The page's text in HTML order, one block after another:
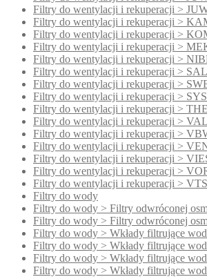
Filtry do wentylacji i rekuperacji >
Filtry do wentylacji i rekuperacji >
Filtry do wentylacji i rekuperacji >
Filtry do wentylacji i rekuperacji >
Filtry do wentylacji i rekuperacji >
Filtry do wentylacji i rekuperacji >
Filtry do wentylacji i rekuperacji >
Filtry do wentylacji i rekuperacji >
Filtry do wentylacji i rekuperacji >
Filtry do wentylacji i rekuperacji >
Filtry do wentylacji i rekuperacji >
Filtry do wentylacji i rekuperacji >
Filtry do wentylacji i rekuperacji >
Filtry do wentylacji i rekuperacji >
Filtry do wentylacji i rekuperacji > VTS
Filtry do wody
Filtry do wody > Filtry odwróconej
Filtry do wody > Filtry odwróconej
Filtry do wody > Wkłady filtrujące
Filtry do wody > Wkłady filtrujące
Filtry do wody > Wkłady filtrujące
Filtry do wody > Wkłady filtrujące